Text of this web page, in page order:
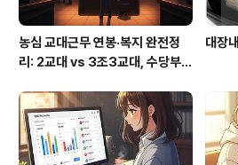
농심 교대근무 연봉·복지 완전정
리: 2교대 vs 3조3교대, 수당부터
대장